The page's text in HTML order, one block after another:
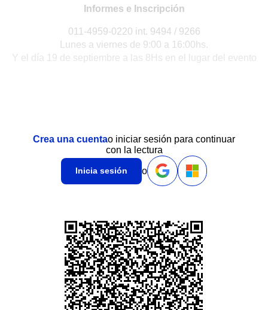
Informes e Inscripción
011-4959-0220 int. 9494 / 9266
Lunes a viernes de 9:00 a 16:00hs.
Y el día 19 de septiembre a las 8Hs en el lugar del evento
Crea una cuentao iniciar sesión para continuar
con la lectura
Inicia sesión o